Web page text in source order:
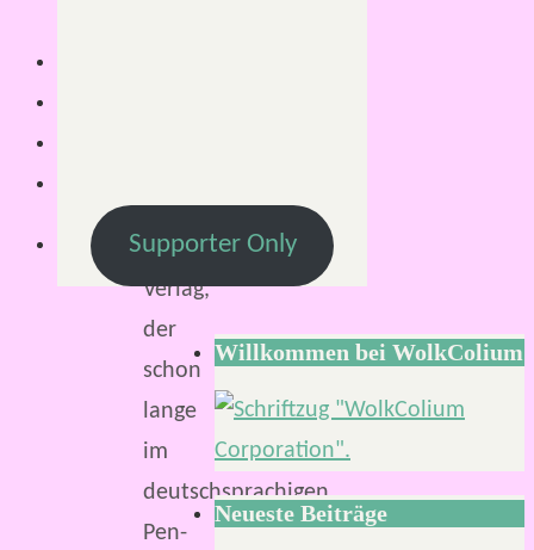
ist
kleiner
Verlag,
der
schon
lange
im
deutschsprachigen
Pen-
Supporter Only
Willkommen bei WolkColium
Neueste Beiträge